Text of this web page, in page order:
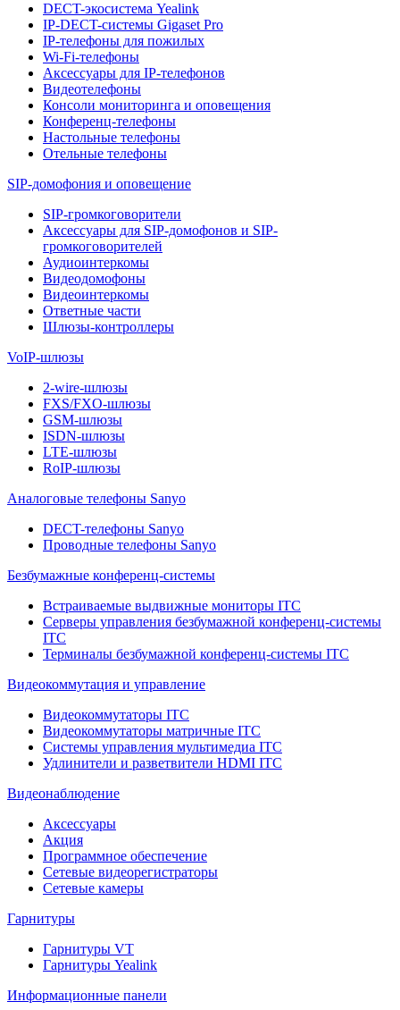
DECT-экосистема Yealink
IP-DECT-системы Gigaset Pro
IP-телефоны для пожилых
Wi-Fi-телефоны
Аксессуары для IP-телефонов
Видеотелефоны
Консоли мониторинга и оповещения
Конференц-телефоны
Настольные телефоны
Отельные телефоны
SIP-домофония и оповещение
SIP-громкоговорители
Аксессуары для SIP-домофонов и SIP-
громкоговорителей
Аудиоинтеркомы
Видеодомофоны
Видеоинтеркомы
Ответные части
Шлюзы-контроллеры
VoIP-шлюзы
2-wire-шлюзы
FXS/FXO-шлюзы
GSM-шлюзы
ISDN-шлюзы
LTE-шлюзы
RoIP-шлюзы
Аналоговые телефоны Sanyo
DECT-телефоны Sanyo
Проводные телефоны Sanyo
Безбумажные конференц-системы
Встраиваемые выдвижные мониторы ITC
Серверы управления безбумажной конференц-системы
ITC
Терминалы безбумажной конференц-системы ITC
Видеокоммутация и управление
Видеокоммутаторы ITC
Видеокоммутаторы матричные ITC
Системы управления мультимедиа ITC
Удлинители и разветвители HDMI ITC
Видеонаблюдение
Аксессуары
Акция
Программное обеспечение
Сетевые видеорегистраторы
Сетевые камеры
Гарнитуры
Гарнитуры VT
Гарнитуры Yealink
Информационные панели